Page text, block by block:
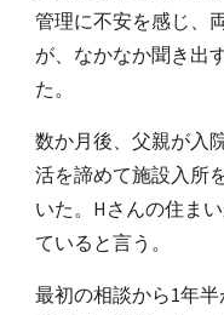
管理に不安を感じ、
が、なかなか聞き出
た。
数か月後、父親が入
活を諦めて施設入所
いた。Hさんの住ま
ていると言う。
最初の相談から1年